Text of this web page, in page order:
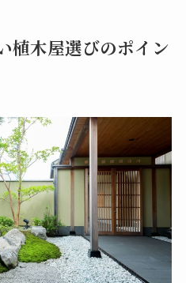
植木屋選びのポイン